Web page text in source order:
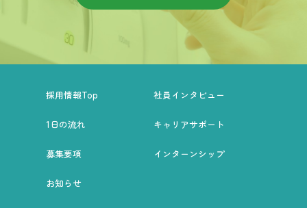
採用情報Top 社員インタビュー
1日の流れ キャリアサポート
募集要項 インターンシップ
お知らせ